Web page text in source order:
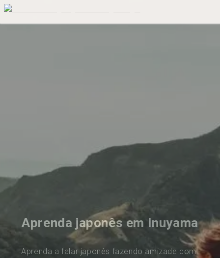
Aprenda japonês em Inuyama
Aprenda a falar japonês fazendo amizade com